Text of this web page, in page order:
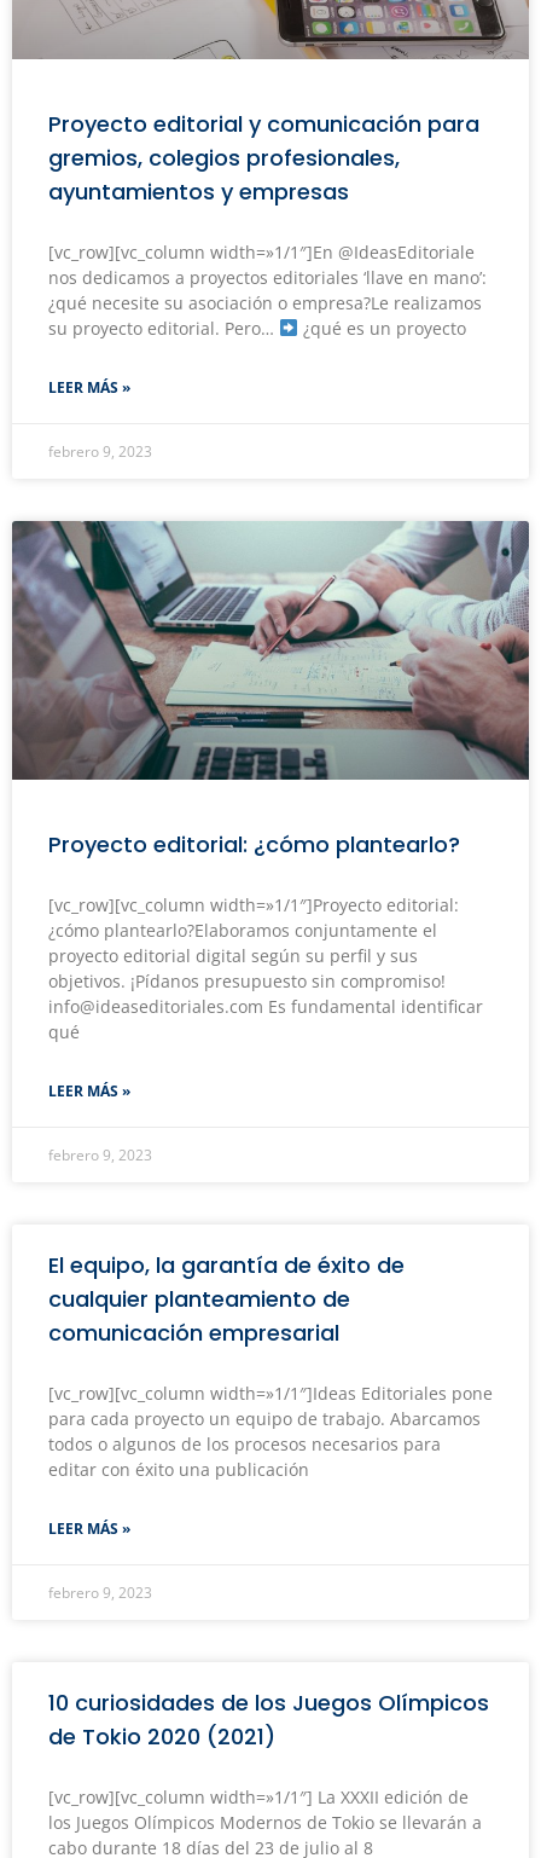
Proyecto editorial y comunicación para
gremios, colegios profesionales,
ayuntamientos y empresas
[vc_row][vc_column width=»1/1″]En @IdeasEditoriale
nos dedicamos a proyectos editoriales ‘llave en mano’:
¿qué necesite su asociación o empresa?Le realizamos
su proyecto editorial. Pero…
¿qué es un proyecto
LEER MÁS »
febrero 9, 2023
Proyecto editorial: ¿cómo plantearlo?
[vc_row][vc_column width=»1/1″]Proyecto editorial:
¿cómo plantearlo?Elaboramos conjuntamente el
proyecto editorial digital según su perfil y sus
objetivos. ¡Pídanos presupuesto sin compromiso!
info@ideaseditoriales.com Es fundamental identificar
qué
LEER MÁS »
febrero 9, 2023
El equipo, la garantía de éxito de
cualquier planteamiento de
comunicación empresarial
[vc_row][vc_column width=»1/1″]Ideas Editoriales pone
para cada proyecto un equipo de trabajo. Abarcamos
todos o algunos de los procesos necesarios para
editar con éxito una publicación
LEER MÁS »
febrero 9, 2023
10 curiosidades de los Juegos Olímpicos
de Tokio 2020 (2021)
[vc_row][vc_column width=»1/1″] La XXXII edición de
los Juegos Olímpicos Modernos de Tokio se llevarán a
cabo durante 18 días del 23 de julio al 8